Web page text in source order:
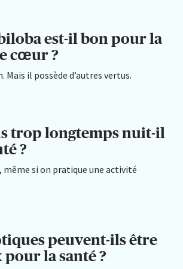
est-il bon pour la
cœur ?
Mais il possède d’autres vertus.
trop longtemps nuit-il
?
même si on pratique une activité
peuvent-ils être
la santé ?